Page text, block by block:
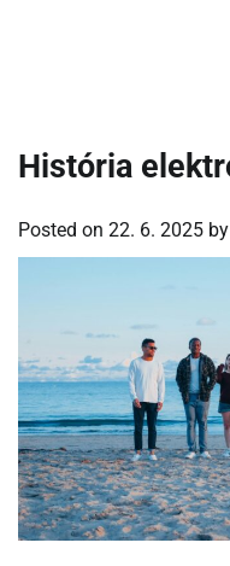
História
Posted on 22. 6. 2025 by